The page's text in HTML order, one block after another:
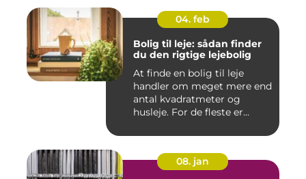
04. feb
Bolig til leje: sådan finder
du den rigtige lejebolig
At finde en bolig til leje
handler om meget mere end
antal kvadratmeter og
husleje. For de fleste er...
08. jan